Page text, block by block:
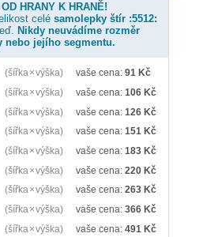
HRANY K HRANĚ!
celé samolepky štír :5512:
Nikdy neuvádíme rozměr
nebo jejího segmentu.
(šířka × výška) vaše cena: 91 Kč
(šířka × výška) vaše cena: 106 Kč
(šířka × výška) vaše cena: 126 Kč
(šířka × výška) vaše cena: 151 Kč
(šířka × výška) vaše cena: 183 Kč
(šířka × výška) vaše cena: 220 Kč
(šířka × výška) vaše cena: 263 Kč
(šířka × výška) vaše cena: 366 Kč
(šířka × výška) vaše cena: 491 Kč